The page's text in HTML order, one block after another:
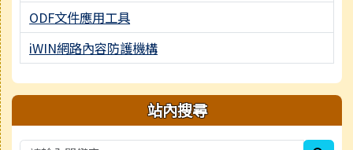
ODF文件應用工具
iWIN網路內容防護機構
站內搜尋